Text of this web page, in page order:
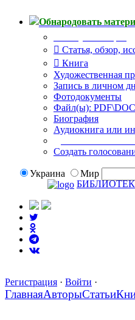
Обнародовать
Статья, обзор,
Книга
Художественная
Запись в личном
Фотодокументы
Файл(ы):
Биография
Аудиокнига или
Создать
Украина
Мир
Регистрация · Войти ·
ГлавнаяАвторыСтатьи